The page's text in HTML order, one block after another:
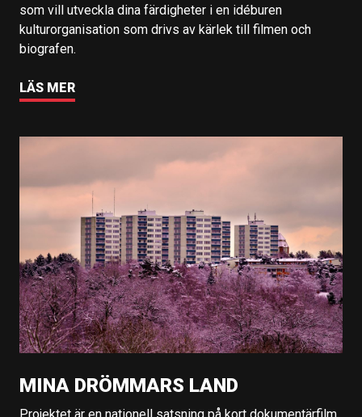
som vill utveckla dina färdigheter i en idéburen
kulturorganisation som drivs av kärlek till filmen och
biografen.
LÄS MER
MINA DRÖMMARS LAND
Projektet är en nationell satsning på kort dokumentärfilm,